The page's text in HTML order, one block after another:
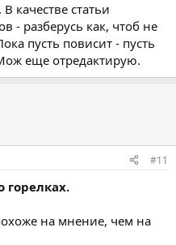
качестве статьи
- разберусь как, чтоб не
пусть повисит - пусть
еще отредактирую.
#11
горелках.
на мнение, чем на